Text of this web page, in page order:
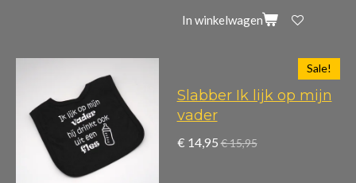
In winkelwagen
Sale!
Slabber Ik lijk op mijn
vader
€ 14,95 € 15,95